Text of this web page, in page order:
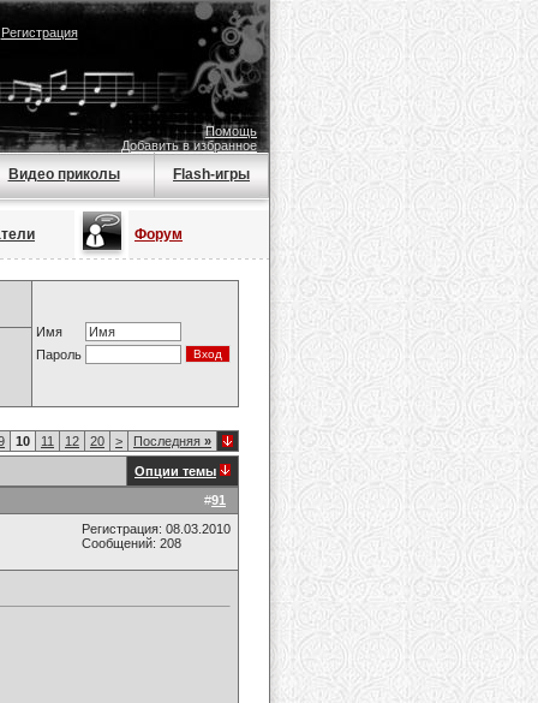
Регистрация
Помощь
Добавить в избранное
Видео приколы Flash-игры
Форум
Имя
Пароль
10 11 12 20 > Последняя »
Опции темы
#91
Регистрация: 08.03.2010
Сообщений: 208